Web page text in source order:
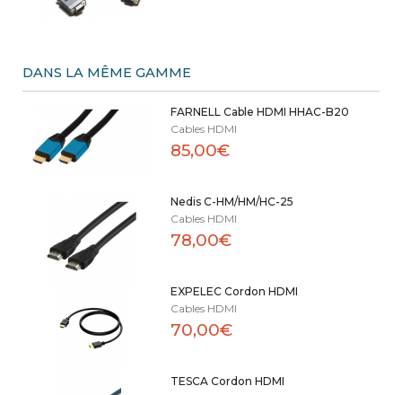
DANS LA MÊME GAMME
FARNELL Cable HDMI HHAC-B20
Cables HDMI
85,00€
Nedis C-HM/HM/HC-25
Cables HDMI
78,00€
EXPELEC Cordon HDMI
Cables HDMI
70,00€
TESCA Cordon HDMI